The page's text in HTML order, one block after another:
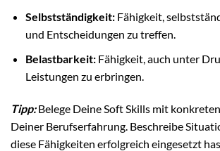
Selbstständigkeit:Fähigkeit,
und Entscheidungen zu treffen.
Belastbarkeit:Fähigkeit, auch unter
Leistungen zu erbringen.
Tipp:Belege Deine Soft Skills mit
Deiner Berufserfahrung. Beschreibe
diese Fähigkeiten erfolgreich eingesetzt